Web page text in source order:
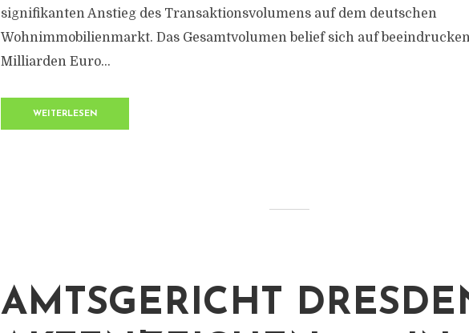
signifikanten Anstieg des Transaktionsvolumens auf dem deutschen
Wohnimmobilienmarkt. Das Gesamtvolumen belief sich auf
Milliarden Euro...
WEITERLESEN
AMTSGERICHT